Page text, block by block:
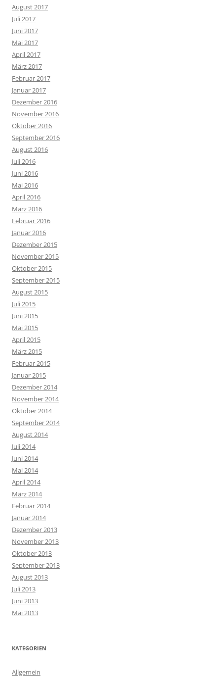
August 2017
Juli 2017
Juni 2017
Mai 2017
April 2017
März 2017
Februar 2017
Januar 2017
Dezember 2016
November 2016
Oktober 2016
September 2016
August 2016
Juli 2016
Juni 2016
Mai 2016
April 2016
März 2016
Februar 2016
Januar 2016
Dezember 2015
November 2015
Oktober 2015
September 2015
August 2015
Juli 2015
Juni 2015
Mai 2015
April 2015
März 2015
Februar 2015
Januar 2015
Dezember 2014
November 2014
Oktober 2014
September 2014
August 2014
Juli 2014
Juni 2014
Mai 2014
April 2014
März 2014
Februar 2014
Januar 2014
Dezember 2013
November 2013
Oktober 2013
September 2013
August 2013
Juli 2013
Juni 2013
Mai 2013
KATEGORIEN
Allgemein